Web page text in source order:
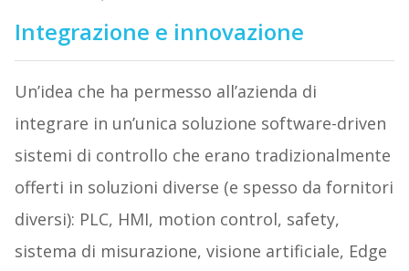
Integrazione e innovazione
Un’idea che ha permesso all’azienda di
integrare in un’unica soluzione software-driven
sistemi di controllo che erano tradizionalmente
offerti in soluzioni diverse (e spesso da fornitori
diversi): PLC, HMI, motion control, safety,
sistema di misurazione, visione artificiale, Edge